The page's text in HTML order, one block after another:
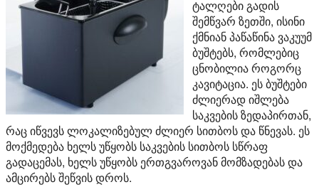
ტალღები გადის
შემწვარ ზეთში, ისინი
ქმნიან პაწაწინა ვაკუუმ
ბუშტებს, რომლებიც
ცნობილია როგორც
კავიტაცია. ეს ბუშტები
ძლიერად იშლება
საკვების ზედაპირთან,
რაც იწვევს ლოკალიზებულ ძლიერ სითბოს და წნევას. ეს
მოქმედება ხელს უწყობს საკვების სითბოს სწრაფ
გადაცემას, ხელს უწყობს ერთგვაროვან მომზადებას და
ამცირებს შეწვის დროს.